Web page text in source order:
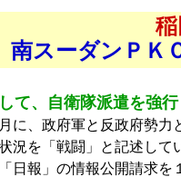
南スーダンＰＫ
て、自衛隊派遣を強行
、政府軍と反政府勢
況を「戦闘」と記述して
報」の情報公開請求を